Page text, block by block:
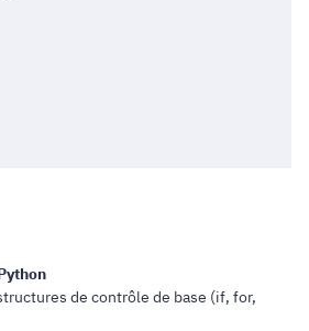
de contrôle de base (if, for,